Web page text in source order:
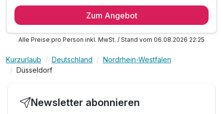
2 x reichhaltiges Frühstücksbuffet
inkl. gefüllte Minibar während des Aufenthaltes
inkl. Nutzung des Fitness- und Wellnessbereiches
Zum Angebot
Alle Preise pro Person inkl. MwSt. / Stand vom 06.08.2026 22:25
Kurzurlaub Deutschland
Nordrhein-Westfalen
Düsseldorf
Newsletter abonnieren